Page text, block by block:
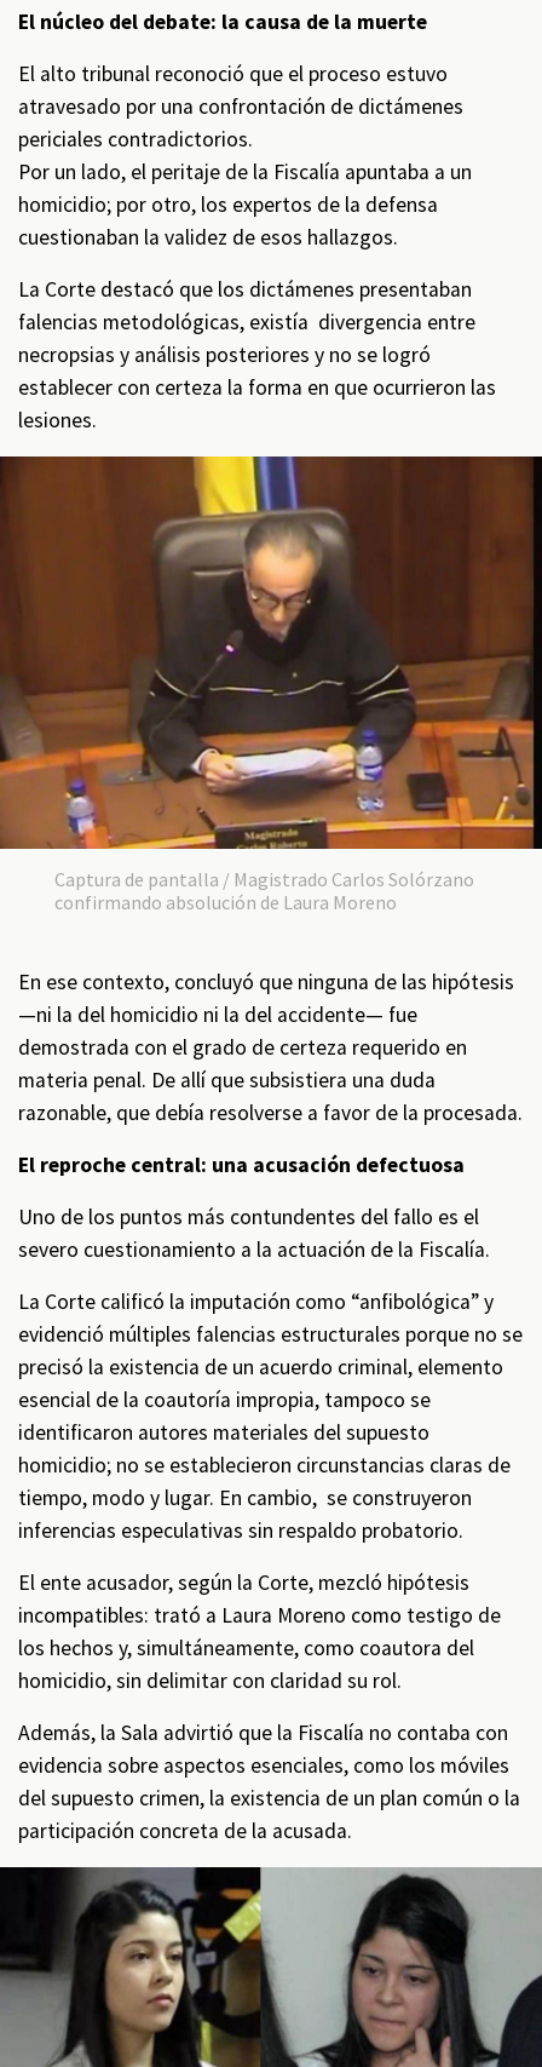
El núcleo del debate: la causa de la muerte
El alto tribunal reconoció que el proceso estuvo
atravesado por una confrontación de dictámenes
periciales contradictorios.
Por un lado, el peritaje de la Fiscalía apuntaba a un
homicidio; por otro, los expertos de la defensa
cuestionaban la validez de esos hallazgos.
La Corte destacó que los dictámenes presentaban
falencias metodológicas, existía divergencia entre
necropsias y análisis posteriores y no se logró
establecer con certeza la forma en que ocurrieron las
lesiones.
Captura de pantalla / Magistrado Carlos Solórzano
confirmando absolución de Laura Moreno
En ese contexto, concluyó que ninguna de las hipótesis
—ni la del homicidio ni la del accidente— fue
demostrada con el grado de certeza requerido en
materia penal. De allí que subsistiera una duda
razonable, que debía resolverse a favor de la procesada.
El reproche central: una acusación defectuosa
Uno de los puntos más contundentes del fallo es el
severo cuestionamiento a la actuación de la Fiscalía.
La Corte calificó la imputación como “anfibológica” y
evidenció múltiples falencias estructurales porque no se
precisó la existencia de un acuerdo criminal, elemento
esencial de la coautoría impropia, tampoco se
identificaron autores materiales del supuesto
homicidio; no se establecieron circunstancias claras de
tiempo, modo y lugar. En cambio, se construyeron
inferencias especulativas sin respaldo probatorio.
El ente acusador, según la Corte, mezcló hipótesis
incompatibles: trató a Laura Moreno como testigo de
los hechos y, simultáneamente, como coautora del
homicidio, sin delimitar con claridad su rol.
Además, la Sala advirtió que la Fiscalía no contaba con
evidencia sobre aspectos esenciales, como los móviles
del supuesto crimen, la existencia de un plan común o la
participación concreta de la acusada.